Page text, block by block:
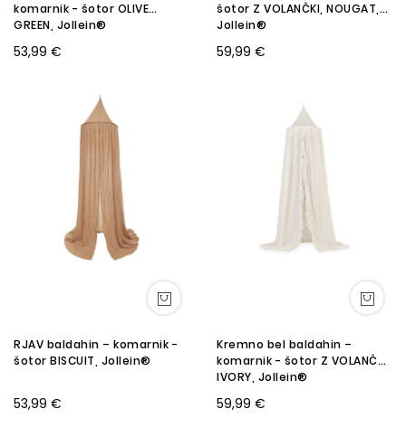
komarnik - šotor OLIVE
GREEN, Jollein®
53,99 €
šotor Z VOLANČKI, NOUGAT,
Jollein®
59,99 €
RJAV baldahin – komarnik -
šotor BISCUIT, Jollein®
53,99 €
Kremno bel baldahin –
komarnik - šotor Z VOLANČKI,
IVORY, Jollein®
59,99 €